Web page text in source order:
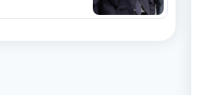
الفيفا».. وإقالة